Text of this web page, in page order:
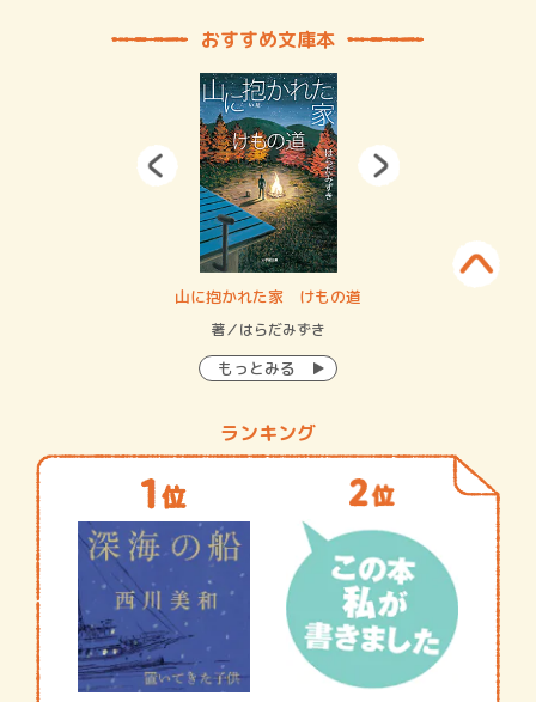
おすすめ文庫本
山に抱かれた家 けもの道
著／はらだみずき
もっとみる
ランキング